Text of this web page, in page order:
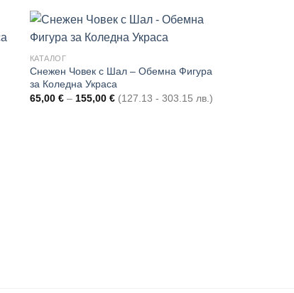
Add to
КАТАЛОГ
Снежен Човек с Шал – Обемна Фигура
за Коледна Украса
65,00 € – 155,00 €Price
range:
(127.13 - 303.15 лв.)